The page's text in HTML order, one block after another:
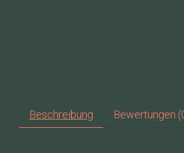
Beschreibung Bewertungen